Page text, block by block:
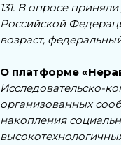
131. В опросе
Российской
возраст,
О платформе
Исследовательско-
организованных
накопления